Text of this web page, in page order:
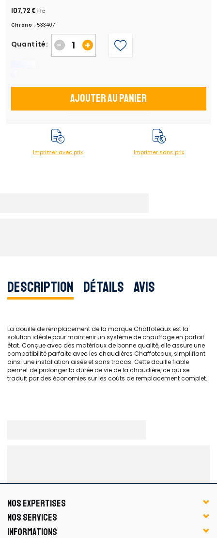
107,72 € TTC
Chrono : 533407
Quantité: +
-
Ajouter au panier
Imprimer avec prix Imprimer sans prix
Description Détails Avis
La douille de remplacement de la marque Chaffoteaux est la
solution idéale pour maintenir un système de chauffage en parfait
état. Conçue avec des matériaux de bonne qualité, elle assure une
compatibilité parfaite avec les chaudières Chaffoteaux, simplifiant
ainsi une installation aisée et sans tracas. Cette douille fiable
permet de prolonger la durée de vie de la chaudière, ce qui se
traduit par des économies sur les coûts de remplacement complet.
NOS EXPERTISES
NOS SERVICES
INFORMATIONS